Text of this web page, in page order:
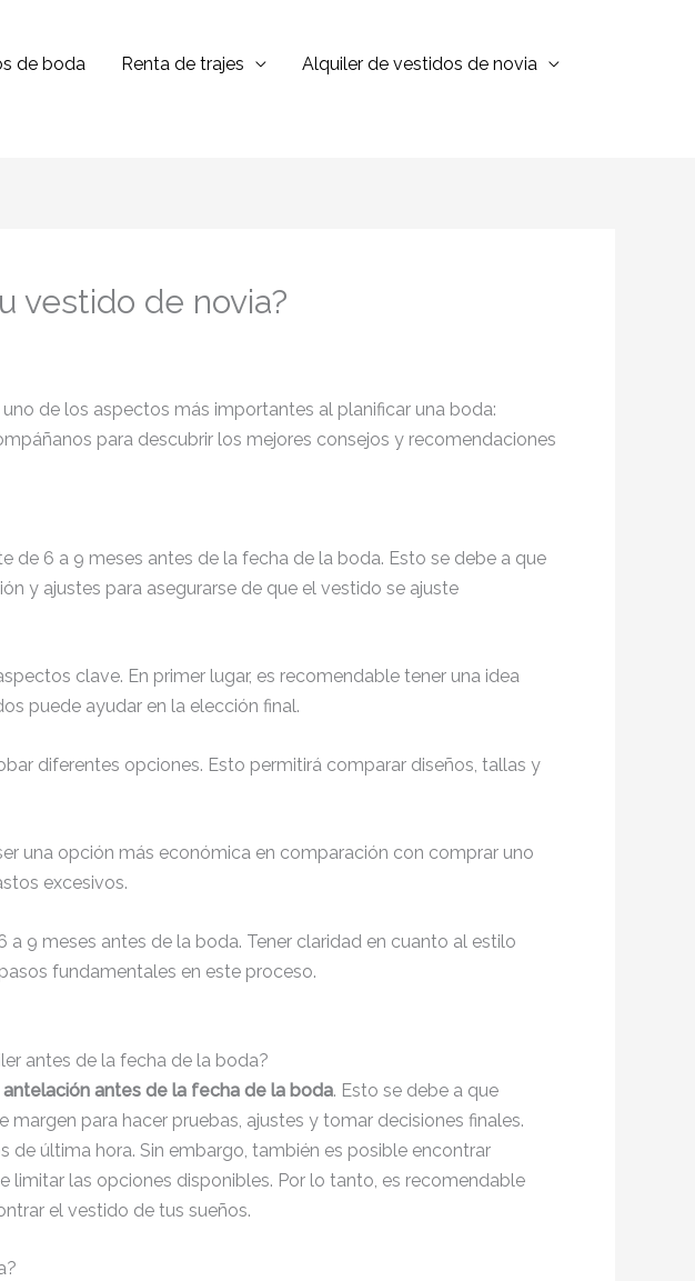
de boda Renta de trajes
Alquiler de vestidos de novia
vestido de novia?
de los aspectos más importantes al planificar una boda:
para descubrir los mejores consejos y recomendaciones
de 6 a 9 meses antes de la fecha de la boda. Esto se debe a que
y ajustes para asegurarse de que el vestido se ajuste
clave. En primer lugar, es recomendable tener una idea
puede ayudar en la elección final.
diferentes opciones. Esto permitirá comparar diseños, tallas y
una opción más económica en comparación con comprar uno
excesivos.
a 9 meses antes de la boda. Tener claridad en cuanto al estilo
fundamentales en este proceso.
antes de la fecha de la boda?
antes de la fecha de la boda. Esto se debe a que
para hacer pruebas, ajustes y tomar decisiones finales.
última hora. Sin embargo, también es posible encontrar
las opciones disponibles. Por lo tanto, es recomendable
el vestido de tus sueños.